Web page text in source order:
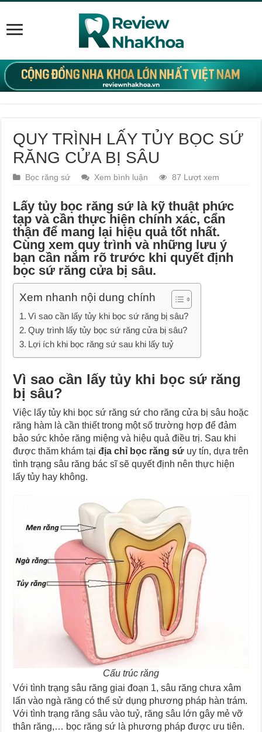
QUY TRÌNH LẤY TỦY BỌC SỨ
RĂNG CỬA BỊ SÂU
Bọc răng sứ Xem bình luận 87 Lượt xem
Lấy tủy bọc răng sứ là kỹ thuật phức
tạp và cần thực hiện chính xác, cẩn
thận để mang lại hiệu quả tốt nhất.
Cùng xem quy trình và những lưu ý
bạn cần nắm rõ trước khi quyết định
bọc sứ răng cửa bị sâu.
Xem nhanh nội dung chính
Vì sao cần lấy tủy khi bọc sứ răng bị sâu?
Quy trình lấy tủy bọc sứ răng cửa bị sâu?
Lợi ích khi bọc răng sứ sau khi lấy tuỷ
Vì sao cần lấy tủy khi bọc sứ răng
bị sâu?
Việc lấy tủy khi bọc sứ răng sứ cho răng cửa bị sâu hoặc
răng hàm là cần thiết trong một số trường hợp để đảm
bảo sức khỏe răng miệng và hiệu quả điều trị. Sau khi
được thăm khám tạiđịa chỉ bọc răng sứ uy tín, dựa trên
tình trạng sâu răng bác sĩ sẽ quyết định nên thực hiện
lấy tủy hay không.
Cấu trúc răng
Với tình trạng sâu răng giai đoạn 1, sâu răng chưa xâm
lấn vào ngà răng có thể sử dụng phương pháp hàn trám.
Với tình trạng răng sâu vào tuỷ, răng sâu lớn gây mẻ vỡ
thân răng,… bọc răng sứ là phương pháp được ưu tiên.